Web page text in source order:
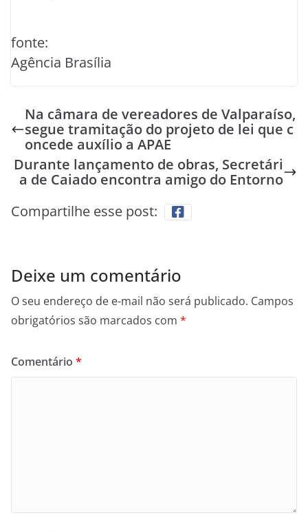
fonte:
Agência Brasília
Na câmara de vereadores de Valparaíso,
segue tramitação do projeto de lei que c
oncede auxílio a APAE
Durante lançamento de obras, Secretári
a de Caiado encontra amigo do Entorno
Compartilhe esse post:
Deixe um comentário
O seu endereço de e-mail não será publicado. Campos
obrigatórios são marcados com *
Comentário *